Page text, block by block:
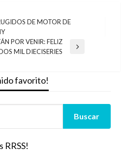
DE MOTOR DE
POR VENIR: FELIZ
MIL DIECISERIES
favorito!
RRSS!